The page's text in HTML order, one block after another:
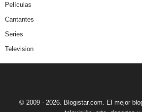
Películas
Cantantes
Series
Television
© 2009 - 2026. Blogistar.com. El mejor